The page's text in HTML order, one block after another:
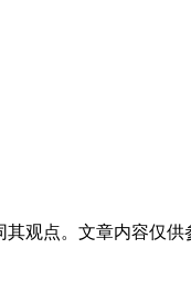
观点。文章内容仅